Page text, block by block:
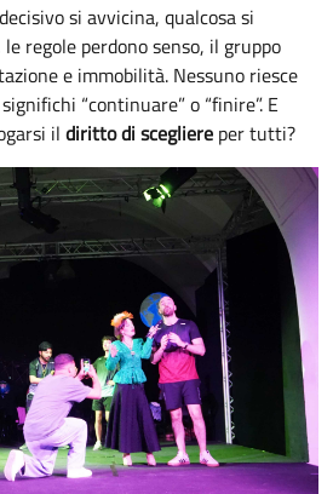
si avvicina, qualcosa si
regole perdono senso, il gruppo
e immobilità. Nessuno riesce
“continuare” o “finire”. E
il diritto di scegliere per tutti?